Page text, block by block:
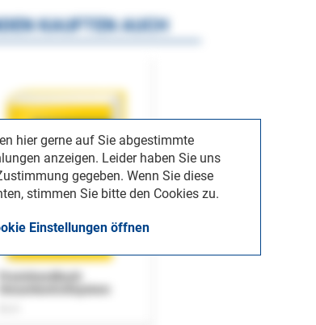
hier gerne auf Sie abgestimmte
anzeigen. Leider haben Sie uns
gegeben. Wenn Sie diese
stimmen Sie bitte den Cookies zu.
Einstellungen öffnen
KAUFTEN AUCH
Praxishandbuch